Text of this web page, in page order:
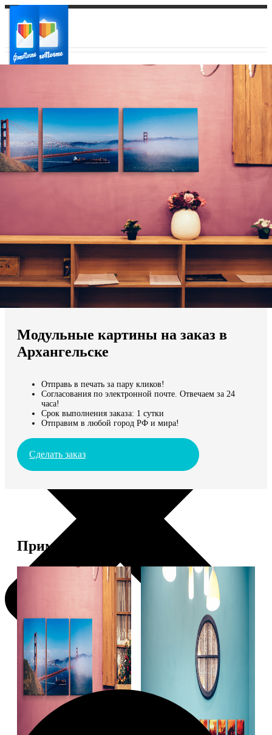
Ваш город:
Ваш регион доставки
Выберите из списка:
Мы доставляем по всему миру
Продолжить без города
Модульные картины на заказ в
Архангельске
Отправь в печать за пару кликов!
Согласования по электронной почте. Отвечаем за 24
часа!
Срок выполнения заказа: 1 сутки
Отправим в любой город РФ и мира!
Сделать заказ
Примеры работ